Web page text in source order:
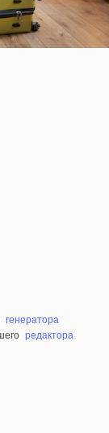
генератора
редактора